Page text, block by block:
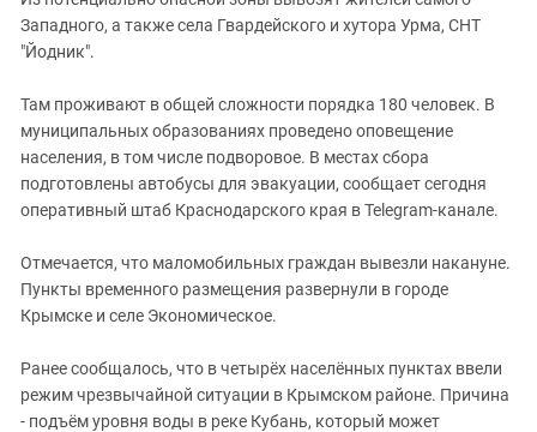
Южная Осетия
ЮФО
Западного, а также села Гвардейского и хутора Урма, СНТ
"Йодник".
Там проживают в общей сложности порядка 180 человек. В
муниципальных образованиях проведено оповещение
населения, в том числе подворовое. В местах сбора
подготовлены автобусы для эвакуации, сообщает сегодня
оперативный штаб Краснодарского края в Telegram-канале.
Отмечается, что маломобильных граждан вывезли накануне.
Пункты временного размещения развернули в городе
Крымске и селе Экономическое.
Ранее сообщалось, что в четырёх населённых пунктах ввели
режим чрезвычайной ситуации в Крымском районе. Причина
- подъём уровня воды в реке Кубань, который может